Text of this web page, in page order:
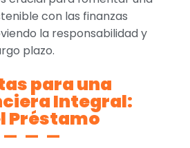
con las finanzas
la responsabilidad y
plazo.
para una
Integral:
Préstamo